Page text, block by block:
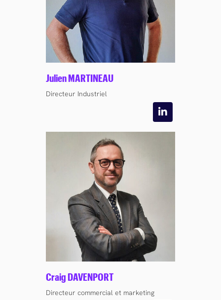
Julien MARTINEAU
Directeur Industriel
Craig DAVENPORT
Directeur commercial et marketing